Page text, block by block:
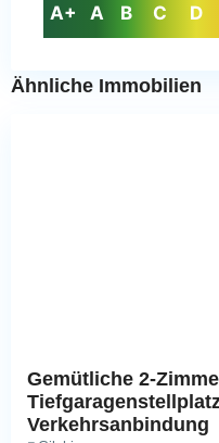
A+ A B C D
Ähnliche Immobilien
Gemütliche 2-
Verkehrsanbindung